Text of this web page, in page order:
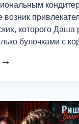
возник
которого
булочками с
МИСТЕР
КОРИЦЕЙ